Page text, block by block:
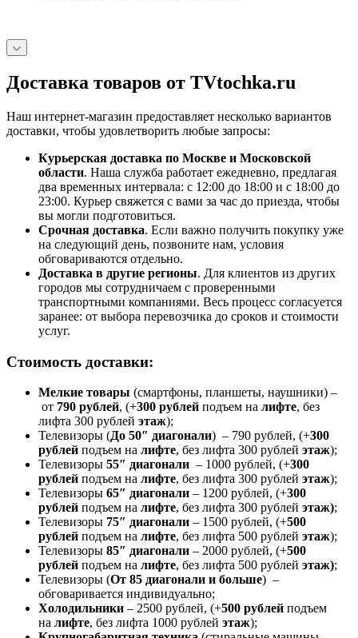
Доставка товаров от TVtochka.ru
Наш интернет-магазин предоставляет несколько вариантов
доставки, чтобы удовлетворить любые запросы:
Курьерская доставка по Москве и Московской
области. Наша служба работает ежедневно, предлагая
два временных интервала: с 12:00 до 18:00 и с 18:00 до
23:00. Курьер свяжется с вами за час до приезда, чтобы
вы могли подготовиться.
Срочная доставка. Если важно получить покупку уже
на следующий день, позвоните нам, условия
обговариваются отдельно.
Доставка в другие регионы. Для клиентов из других
городов мы сотрудничаем с проверенными
транспортными компаниями. Весь процесс согласуется
заранее: от выбора перевозчика до сроков и стоимости
услуг.
Стоимость доставки:
Мелкие товары (смартфоны, планшеты, наушники) –
от 790 рублей, (+300 рублей подъем на лифте, без
лифта 300 рублей этаж);
Телевизоры (До 50″ диагонали) – 790 рублей, (+300
рублей подъем на лифте, без лифта 300 рублей этаж);
Телевизоры 55″ диагонали – 1000 рублей, (+300
рублей подъем на лифте, без лифта 300 рублей этаж);
Телевизоры 65″ диагонали – 1200 рублей, (+300
рублей подъем на лифте, без лифта 300 рублей этаж);
Телевизоры 75″ диагонали – 1500 рублей, (+500
рублей подъем на лифте, без лифта 500 рублей этаж);
Телевизоры 85″ диагонали – 2000 рублей, (+500
рублей подъем на лифте, без лифта 500 рублей этаж);
Телевизоры (От 85 диагонали и больше) –
обговаривается индивидуально;
Холодильники – 2500 рублей, (+500 рублей подъем
на лифте, без лифта 1000 рублей этаж);